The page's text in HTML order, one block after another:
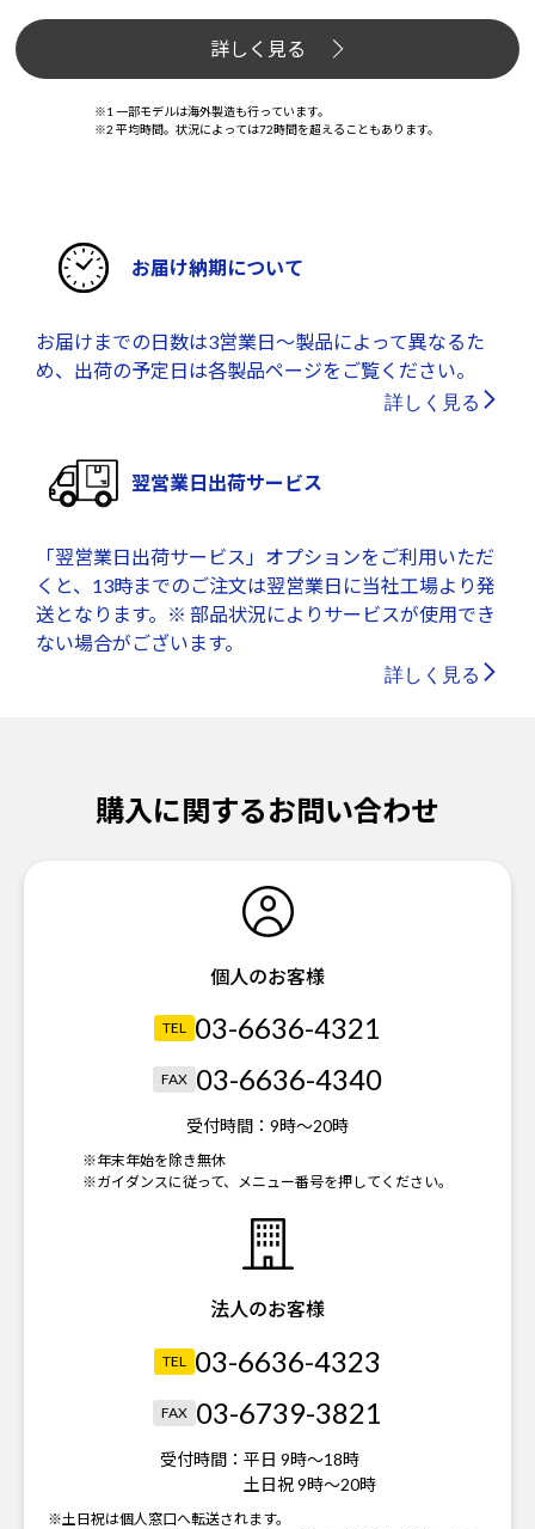
詳しく見る
※1 一部モデルは海外製造も行っています。
※2 平均時間。状況によっては72時間を超えることもあります。
お届け納期について
お届けまでの日数は3営業日～製品によって異なるた
め、出荷の予定日は各製品ページをご覧ください。
詳しく見る
翌営業日出荷サービス
「翌営業日出荷サービス」オプションをご利用いただ
くと、13時までのご注文は翌営業日に当社工場より発
送となります。※ 部品状況によりサービスが使用でき
ない場合がございます。
詳しく見る
購入に関するお問い合わせ
個人のお客様
TEL 03-6636-4321
FAX 03-6636-4340
受付時間： 9時～20時
※年末年始を除き無休
※ガイダンスに従って、メニュー番号を押してください。
法人のお客様
TEL 03-6636-4323
FAX 03-6739-3821
受付時間： 平日 9時～18時
土日祝 9時～20時
※土日祝は個人窓口へ転送されます。